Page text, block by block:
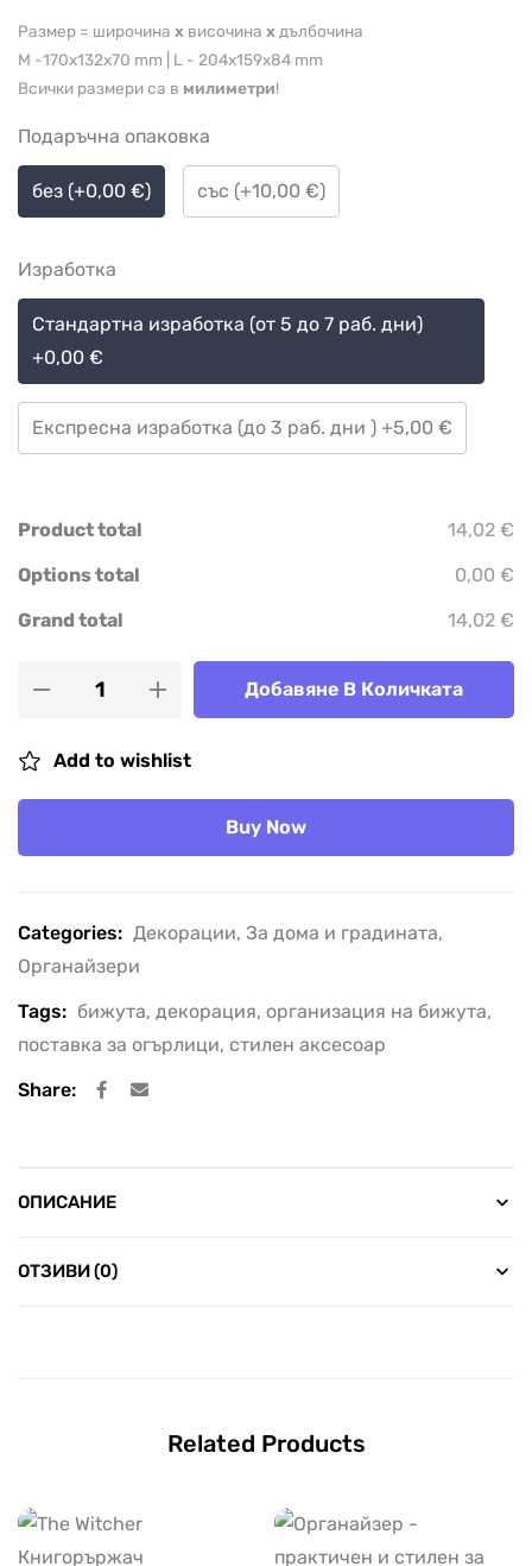
Размер = широчина x височина x дълбочина
M -170x132x70 mm | L - 204x159x84 mm
Всички размери са в милиметри!
Подаръчна опаковка
без (+0,00 €) със (+10,00 €)
Изработка
Стандартна изработка (от 5 до 7 раб. дни)
+0,00 €
Експресна изработка (до 3 раб. дни ) +5,00 €
Product total
14,02 €
Options total
0,00 €
Grand total
14,02 €
Добавяне В Количката
Add to wishlist
Buy Now
Categories: Декорации, За дома и градината,
Органайзери
Tags: бижута, декорация, организация на бижута,
поставка за огърлици, стилен аксесоар
Share:
ОПИСАНИЕ
ОТЗИВИ (0)
Related Products